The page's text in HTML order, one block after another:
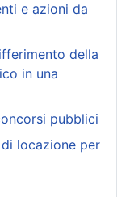
e azioni da
della
in una
pubblici
locazione per